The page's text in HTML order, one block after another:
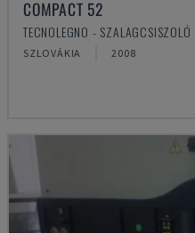
COMPACT 52
TECNOLEGNO - SZALAGCSISZOLÓ
SZLOVÁKIA 2008